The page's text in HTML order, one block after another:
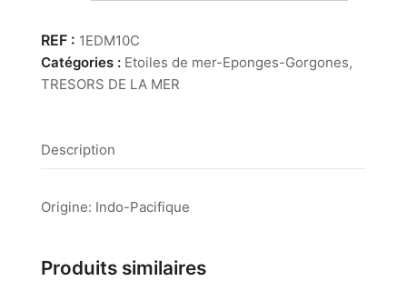
de
Mer
Jungle
cm
1EDM10C
Catégories : Etoiles de mer-Eponges-Gorgones,
TRESORS DE LA MER
Description
Origine: Indo-Pacifique
Produits similaires